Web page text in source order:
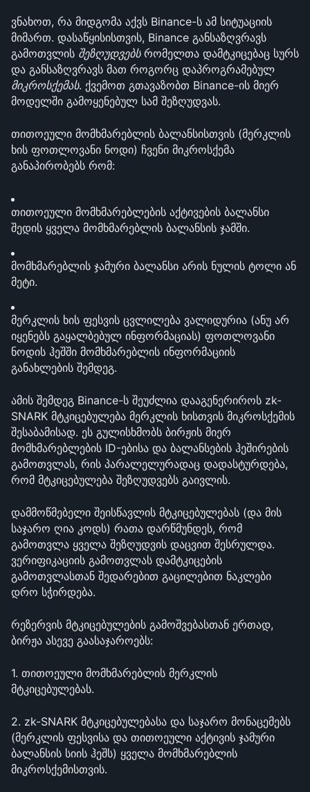
ვნახოთ, რა მიდგომა აქვს Binance-ს ამ სიტუაციის
მიმართ. დასაწყისისთვის, Binance განსაზღვრავს
გამოთვლის შეზღუდვებს რომელთა დამტკიცებაც სურს
მიკროსქემას. ქვემოთ გთავაზობთ Binance-ის მიერ
მოდელში გამოყენებულ სამ შეზღუდვას.
თითოეული მომხმარებლის ბალანსისთვის (მერკლის
ხის ფოთლოვანი ნოდი) ჩვენი მიკროსქემა
განაპირობებს რომ:
თითოეული მომხმარებლების აქტივების ბალანსი
შედის ყველა მომხმარებლის ბალანსის ჯამში.
მომხმარებლის ჯამური ბალანსი არის ნულის ტოლი ან
მეტი.
მერკლის ხის ფესვის ცვლილება ვალიდურია (ანუ არ
იყენებს გაყალბებულ ინფორმაციას) ფოთლოვანი
ნოდის ჰეშში მომხმარებლის ინფორმაციის
განახლების შემდეგ.
ამის შემდეგ Binance-ს შეუძლია დააგენერიროს zk-
SNARK მტკიცებულება მერკლის ხისთვის მიკროსქემის
შესაბამისად. ეს გულისხმობს ბირჟის მიერ
მომხმარებლების ID-ებისა და ბალანსების ჰეშირების
გამოთვლას, რის პარალელურადაც დადასტურდება,
რომ მტკიცებულება შეზღუდვებს გაივლის.
დამმოწმებელი შეისწავლის მტკიცებულებას (და მის
საჯარო ღია კოდს) რათა დარწმუნდეს, რომ
გამოთვლა ყველა შეზღუდვის დაცვით შესრულდა.
ვერიფიკაციის გამოთვლას დამტკიცების
გამოთვლასთან შედარებით გაცილებით ნაკლები
დრო სჭირდება.
რეზერვის მტკიცებულების გამოშვებასთან ერთად,
ბირჟა ასევე გაასაჯაროებს:
1. თითოეული მომხმარებლის მერკლის
მტკიცებულებას.
2. zk-SNARK მტკიცებულებასა და საჯარო მონაცემებს
(მერკლის ფესვისა და თითოეული აქტივის ჯამური
ბალანსის სიის ჰეშს) ყველა მომხმარებლის
მიკროსქემისთვის.